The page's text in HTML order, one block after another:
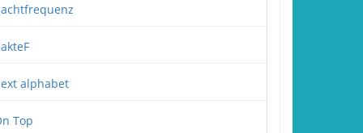
alphabet
Top